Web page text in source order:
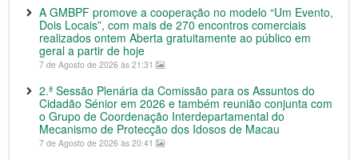
A GMBPF promove a cooperação no modelo “Um Evento,
Dois Locais”, com mais de 270 encontros comerciais
realizados ontem Aberta gratuitamente ao público em
geral a partir de hoje
7 de Agosto de 2026 às 21:31
2.ª Sessão Plenária da Comissão para os Assuntos do
Cidadão Sénior em 2026 e também reunião conjunta com
o Grupo de Coordenação Interdepartamental do
Mecanismo de Protecção dos Idosos de Macau
7 de Agosto de 2026 às 20:41